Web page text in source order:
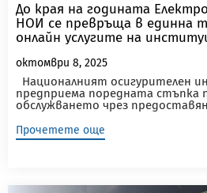
До края на годината
НОИ се превръща в единна
онлайн услугите на
октомври 8, 2025
Националният осигурителен
предприема поредната стъпка
обслужването чрез
Прочетете още